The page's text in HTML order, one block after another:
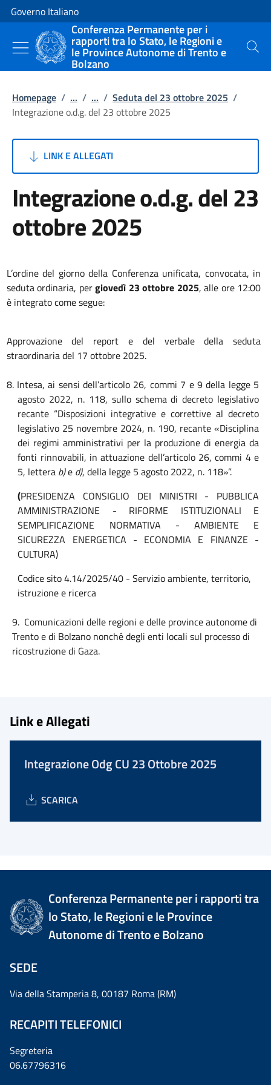
Vai al contenuto
Vai alla navigazione del sito
Governo Italiano
Conferenza Permanente per i
rapporti tra lo Stato, le Regioni e
le Province Autonome di Trento e
Bolzano
Cerca
Homepage / ... / ... / Seduta del 23 ottobre 2025 /
Integrazione o.d.g. del 23 ottobre 2025
LINK E ALLEGATI
Integrazione o.d.g. del 23
ottobre 2025
L’ordine del giorno della Conferenza unificata, convocata, in
seduta ordinaria, pergiovedì 23 ottobre 2025, alle ore 12:00
è integrato come segue:
Approvazione del report e del verbale della seduta
straordinaria del 17 ottobre 2025.
8. Intesa, ai sensi dell’articolo 26, commi 7 e 9 della legge 5
agosto 2022, n. 118, sullo schema di decreto legislativo
recante “Disposizioni integrative e correttive al decreto
legislativo 25 novembre 2024, n. 190, recante «Disciplina
dei regimi amministrativi per la produzione di energia da
fonti rinnovabili, in attuazione dell’articolo 26, commi 4 e
5, lettera b)e d), della legge 5 agosto 2022, n. 118»”.
(PRESIDENZA CONSIGLIO DEI MINISTRI - PUBBLICA
AMMINISTRAZIONE - RIFORME ISTITUZIONALI E
SEMPLIFICAZIONE NORMATIVA - AMBIENTE E
SICUREZZA ENERGETICA - ECONOMIA E FINANZE -
CULTURA)
Codice sito 4.14/2025/40 - Servizio ambiente, territorio,
istruzione e ricerca
9. Comunicazioni delle regioni e delle province autonome di
Trento e di Bolzano nonché degli enti locali sul processo di
ricostruzione di Gaza.
Link e Allegati
Integrazione Odg CU 23 Ottobre 2025
SCARICA
Conferenza Permanente per i rapporti tra
lo Stato, le Regioni e le Province
Autonome di Trento e Bolzano
SEDE
Via della Stamperia 8, 00187 Roma (RM)
RECAPITI TELEFONICI
Segreteria
06.67796316